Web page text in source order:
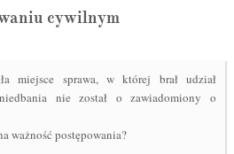
cywilnym
miejsce sprawa, w której brał udział
nie został o zawiadomiony o
ważność postępowania?